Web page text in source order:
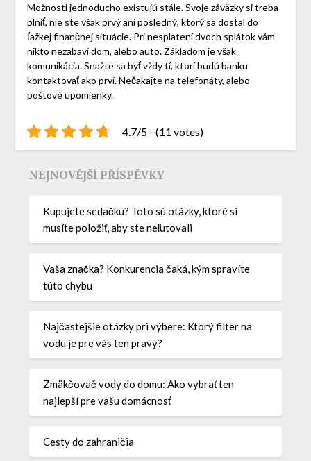
Možnosti jednoducho existujú stále. Svoje záväzky si treba
plniť, nie ste však prvý ani posledný, ktorý sa dostal do
ťažkej finančnej situácie. Pri nesplatení dvoch splátok vám
nikto nezabaví dom, alebo auto. Základom je však
komunikácia. Snažte sa byť vždy tí, ktorí budú banku
kontaktovať ako prví. Nečakajte na telefonáty, alebo
poštové upomienky.
4.7/5 - (11 votes)
NEJNOVĚJŠÍ PŘÍSPĚVKY
Kupujete sedačku? Toto sú otázky, ktoré si
musíte položiť, aby ste neľutovali
Vaša značka? Konkurencia čaká, kým spravíte
túto chybu
Najčastejšie otázky pri výbere: Ktorý filter na
vodu je pre vás ten pravý?
Zmäkčovač vody do domu: Ako vybrať ten
najlepší pre vašu domácnosť
Cesty do zahraničia